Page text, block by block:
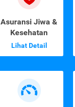
Asuransi Jiwa &
Kesehatan
Lihat Detail